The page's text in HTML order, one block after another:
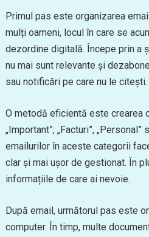
Primul pas este organizarea
mulți oameni, locul în care se
dezordine digitală. Începe prin a
nu mai sunt relevante și
sau notificări pe care nu le citești.
O metodă eficientă este crearea
„Important”, „Facturi”, „Personal”
emailurilor în aceste categorii
clar și mai ușor de gestionat. În
informațiile de care ai nevoie.
După email, următorul pas este
computer. În timp, multe